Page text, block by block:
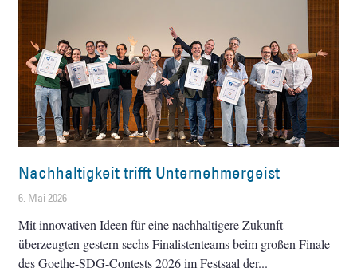
Nachhaltigkeit trifft Unternehmergeist
6. Mai 2026
Mit innovativen Ideen für eine nachhaltigere Zukunft
überzeugten gestern sechs Finalistenteams beim großen Finale
des Goethe-SDG-Contests 2026 im Festsaal der